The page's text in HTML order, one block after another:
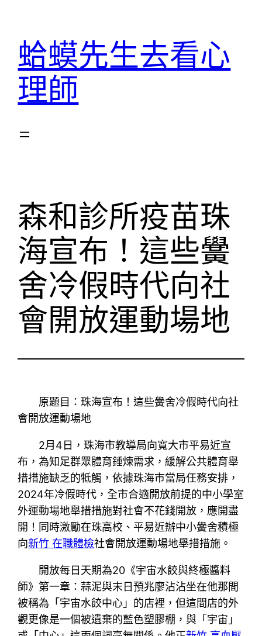
蛤蟆先生去看心
理師
森和診所疫苗珠
海宣布！這些黌
舍冷假時代向社
會開放運動場地
原題目：珠海宣布！這些黌舍冷假時代向社
會開放運動場地
2月4日，珠海市教導局向寬大市平易近宣
布，為知足群眾體育錘煉需求，緩解公共體育舉
措措施缺乏的牴觸，依據珠海市當局任務安排，
2024年冷假時代，全市合適開放前提的中小學室
外運動場地舉措措施對社會不花錢開放，應開盡
開！同時激勵在珠高校、平易近辦中小黌舍積極
向新竹 在職體檢社會開放運動場地舉措措施。
開放每日天期為20《宇宙水餃與終極醬料
師》第一章：蒜泥與末日預兆廖沾沾坐在他那間
被稱為「宇宙水餃中心」的店裡，但這間店的外
觀更像是一個被遺棄的藍色塑膠棚，與「宇宙」